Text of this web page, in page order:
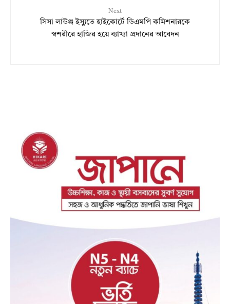
Next
সিসা লাউঞ্জ ইস্যুতে হাইকোর্টে ডিএমপি কমিশনারকে
স্বশরীরে হাজির হয়ে ব্যাখ্যা প্রদানের আবেদন